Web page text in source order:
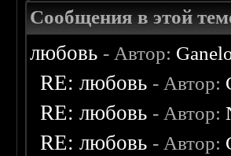
Сообщения в этой
любовь - Автор:
RE: любовь - Автор:
RE: любовь - Автор:
RE: любовь - Автор: